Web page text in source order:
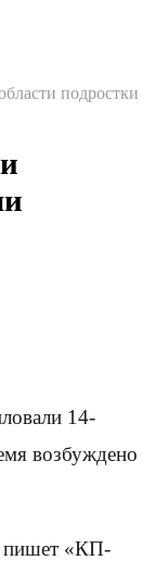
подростки
14-
возбуждено
пишет «КП-